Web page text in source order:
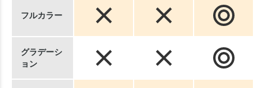
フルカラー
グラデーシ
ョン